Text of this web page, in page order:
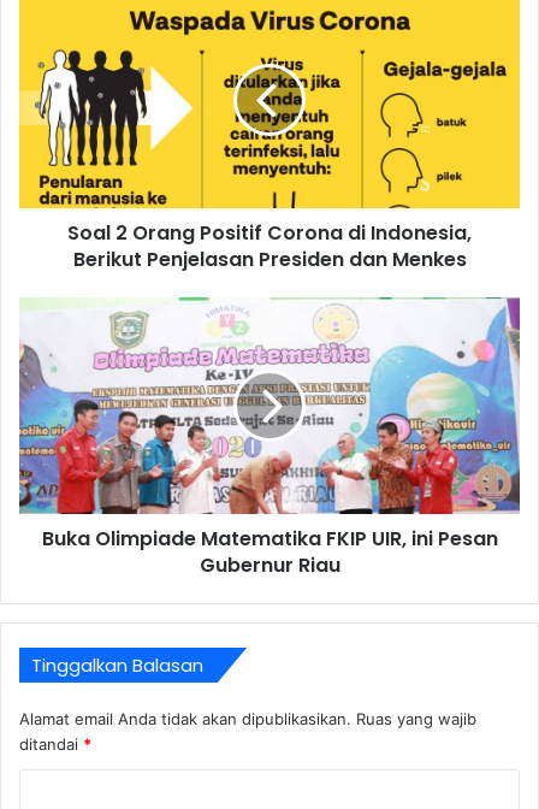
Soal 2 Orang Positif Corona di Indonesia,
Berikut Penjelasan Presiden dan Menkes
Buka Olimpiade Matematika FKIP UIR, ini Pesan
Gubernur Riau
Tinggalkan Balasan
Alamat email Anda tidak akan dipublikasikan. Ruas yang wajib
ditandai *